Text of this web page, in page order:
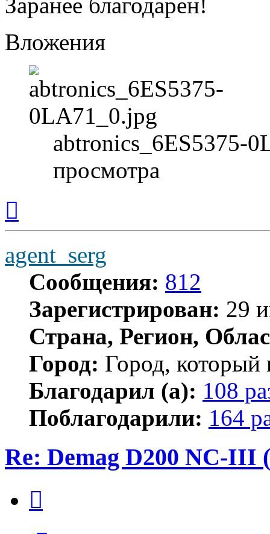
Заранее благодарен!
Вложения
abtronics_6ES5375-
просмотра
началу
agent_serg
Сообщения: 812
Зарегистрирован: 29
Страна, Регион,
Город: Город, который
Благодарил (а): 108
Поблагодарили: 164
Re: Demag D200 NC-III